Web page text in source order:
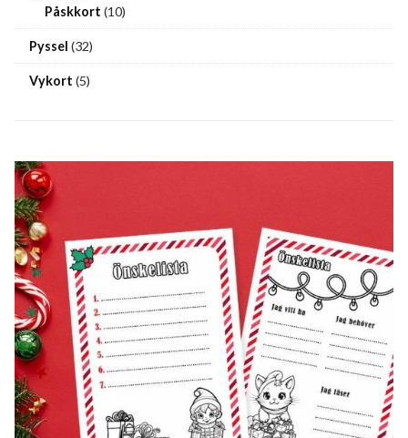
Påskkort (10)
Pyssel (32)
Vykort (5)